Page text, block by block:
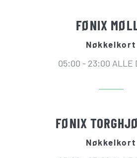
FØNIX
Nøkkelkort
05:00 - 23:00 ALLE
FØNIX
Nøkkelkort